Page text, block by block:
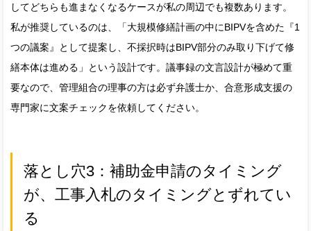
してどちらも進まなくなるケースが私の周辺でも複数あります。
私が推奨しているのは、「大規模修繕計画の中にBIPVを含めた『1
つの議案』として提案し、不採択時はBIPV部分のみ取り下げて修
繕本体は進める」という設計です。議事録の文言設計が極めて重
要なので、管理組合の理事の方は必ず弁護士か、合意形成支援の
専門家に文案チェックを依頼してください。
落とし穴3：補助金申請のタイミング
が、工事入札のタイミングとずれてい
る